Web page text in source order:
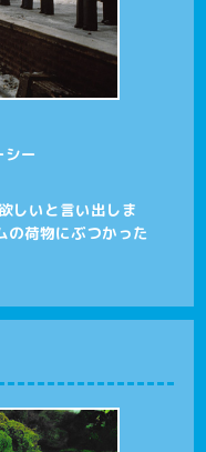
シー
しいと言い出しま
の荷物にぶつかった